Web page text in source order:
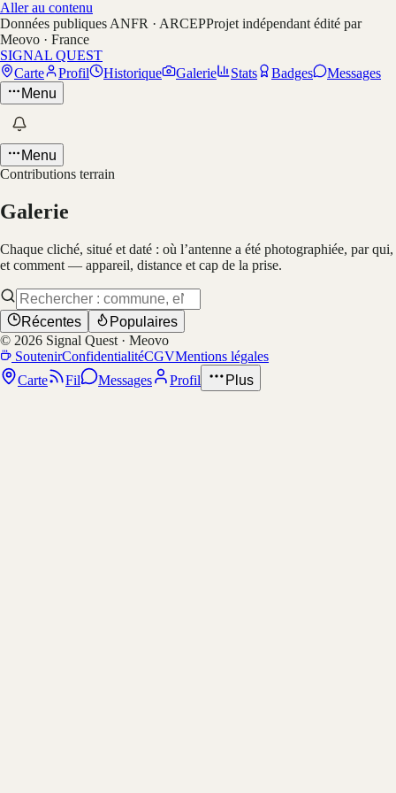
Aller au contenu
Données publiques ANFR · ARCEPProjet indépendant édité par
Meovo · France
SIGNAL QUEST
Carte
Profil Historique Galerie Stats Badges
Messages
Menu
Menu
Contributions terrain
Galerie
Chaque cliché, situé et daté : où l’antenne a été photographiée, par qui,
et comment — appareil, distance et cap de la prise.
Récentes
Populaires
© 2026 Signal Quest · Meovo
SoutenirConfidentialitéCGVMentions légales
Carte
Fil Messages Profil Plus